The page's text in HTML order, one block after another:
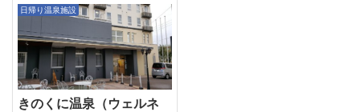
日帰り温泉施設
きのくに温泉（ウェルネ